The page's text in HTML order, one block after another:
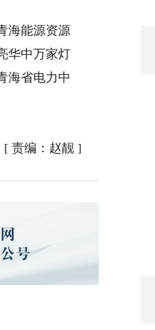
海能源资源
华中万家灯
海省电力中
[ 责编：赵靓]